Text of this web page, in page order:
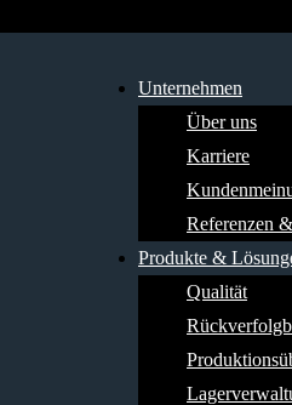
Unternehmen
Über uns
Karriere
Referenzen
Produkte &
Qualität